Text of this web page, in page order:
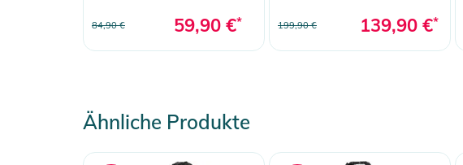
84,90 € 59,90 €* 199,90 € 139,90 €*
Ähnliche Produkte